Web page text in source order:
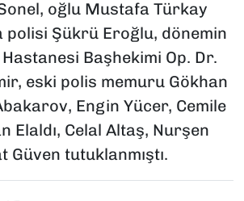
oğlu Mustafa Türkay
polisi Şükrü Eroğlu, dönemin
Başhekimi Op. Dr.
eski polis memuru Gökhan
Engin Yücer, Cemile
Elaldı, Celal Altaş, Nurşen
Güven tutuklanmıştı.